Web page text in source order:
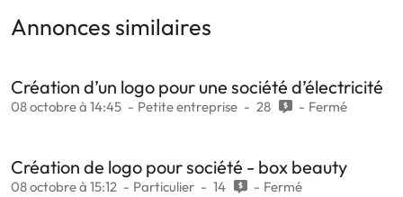
Annonces similaires
Création d’un logo pour une société d’électricité
08 octobre à 14:45 Petite entreprise 28 Fermé
Création de logo pour société - box beauty
08 octobre à 15:12 Particulier 14 Fermé